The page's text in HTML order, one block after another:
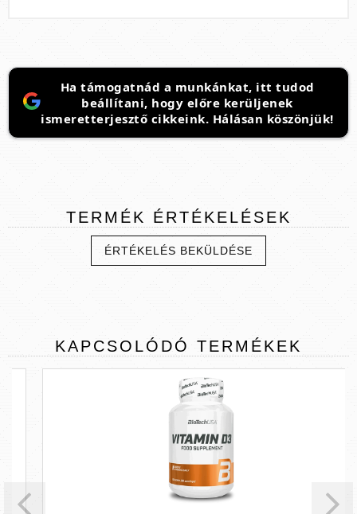
Ha támogatnád a munkánkat, itt tudod
beállítani, hogy előre kerüljenek
ismeretterjesztő cikkeink. Hálásan köszönjük!
TERMÉK ÉRTÉKELÉSEK
ÉRTÉKELÉS BEKÜLDÉSE
KAPCSOLÓDÓ TERMÉKEK